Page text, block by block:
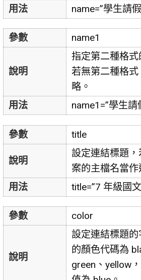
用法
name=”學生請
參數 name1
說明
指定第二種格
若無第二種格
略。
用法
name1=”學生請
參數 title
說明
設定連結標題
案的主檔名當作
用法
title=”7 年級國
參數 color
說明
設定連結標題
的顏色代碼為
green、yellow